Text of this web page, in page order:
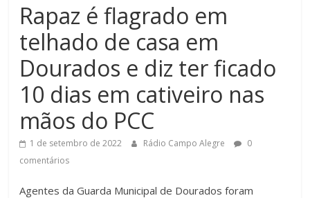
Rapaz é flagrado em
telhado de casa em
Dourados e diz ter ficado
10 dias em cativeiro nas
mãos do PCC
1 de setembro de 2022 Rádio Campo Alegre
0
comentários
Agentes da Guarda Municipal de Dourados foram